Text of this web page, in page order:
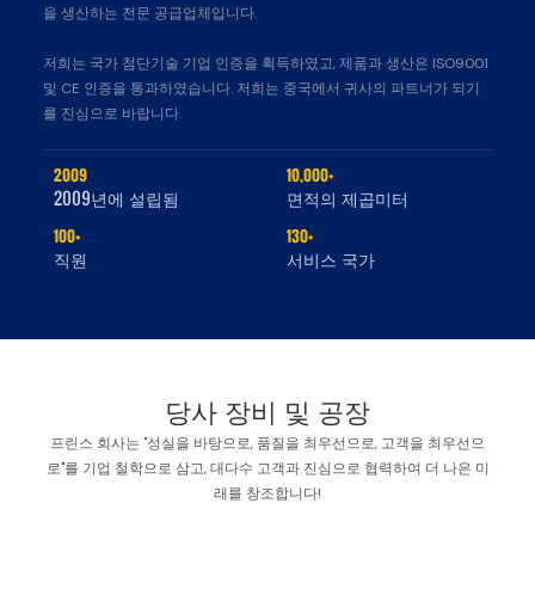
을 생산하는 전문 공급업체입니다.
저희는 국가 첨단기술 기업 인증을 획득하였고, 제품과 생산은 ISO9001
및 CE 인증을 통과하였습니다. 저희는 중국에서 귀사의 파트너가 되기
를 진심으로 바랍니다.
2009
2009년에 설립됨
10,000+
면적의 제곱미터
100+
직원
130+
서비스 국가
당사 장비 및 공장
프린스 회사는 "성실을 바탕으로, 품질을 최우선으로, 고객을 최우선으
로"를 기업 철학으로 삼고, 대다수 고객과 진심으로 협력하여 더 나은 미
래를 창조합니다!